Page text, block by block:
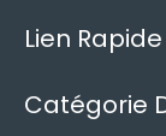
Lien Rapide
Catégorie